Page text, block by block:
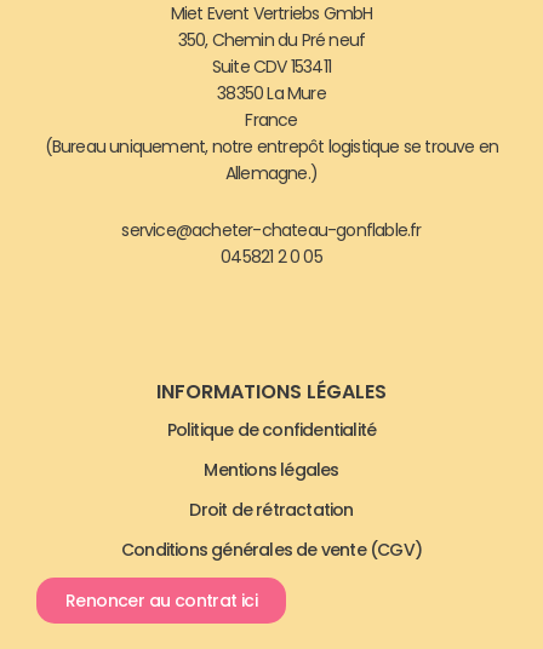
Miet Event Vertriebs GmbH
350, Chemin du Pré neuf
Suite CDV 153411
38350 La Mure
France
(Bureau uniquement, notre entrepôt logistique se trouve en
Allemagne.)
service@acheter-chateau-gonflable.fr
045821 2 0 05
INFORMATIONS LÉGALES
Politique de confidentialité
Mentions légales
Droit de rétractation
Conditions générales de vente (CGV)
Renoncer au contrat ici